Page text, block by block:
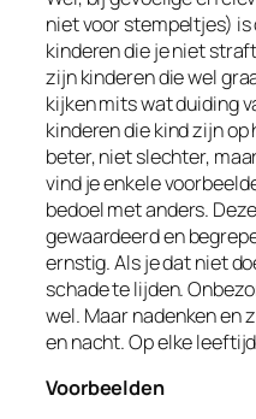
niet voor stempeltjes)
kinderen die je niet
zijn kinderen die wel
kijken mits wat duiding
kinderen die kind zijn
beter, niet slechter,
vind je enkele
bedoel met anders.
gewaardeerd en
ernstig. Als je dat niet
schade te lijden.
wel. Maar nadenken en
en nacht. Op elke
Voorbeelden